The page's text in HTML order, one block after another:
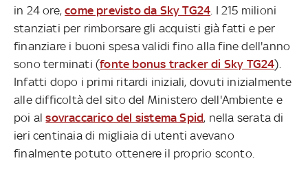
in 24 ore,come previsto da Sky TG24 . I 215 milioni
stanziati per rimborsare gli acquisti già fatti e per
finanziare i buoni spesa validi fino alla fine dell'anno
sono terminati (fonte bonus tracker di Sky TG24).
Infatti dopo i primi ritardi iniziali, dovuti inizialmente
alle difficoltà del sito del Ministero dell'Ambiente e
poi alsovraccarico del sistema Spid, nella serata di
ieri centinaia di migliaia di utenti avevano
finalmente potuto ottenere il proprio sconto.